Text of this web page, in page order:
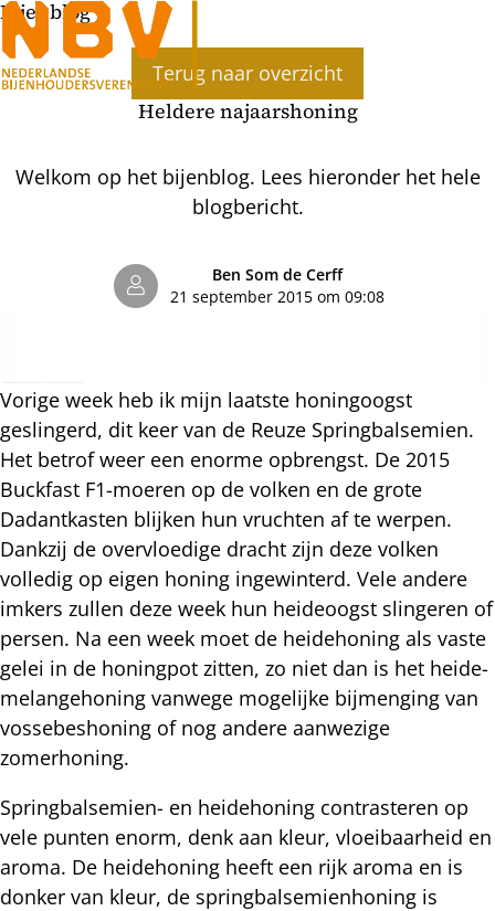
Bijenblog
Terug naar overzicht
Heldere najaarshoning
Welkom op het bijenblog. Lees hieronder het hele
blogbericht.
Ben Som de Cerff
21 september 2015 om 09:08
Vorige week heb ik mijn laatste honingoogst
geslingerd, dit keer van de Reuze Springbalsemien.
Het betrof weer een enorme opbrengst. De 2015
Buckfast F1-moeren op de volken en de grote
Dadantkasten blijken hun vruchten af te werpen.
Dankzij de overvloedige dracht zijn deze volken
volledig op eigen honing ingewinterd. Vele andere
imkers zullen deze week hun heideoogst slingeren of
persen. Na een week moet de heidehoning als vaste
gelei in de honingpot zitten, zo niet dan is het heide-
melangehoning vanwege mogelijke bijmenging van
vossebeshoning of nog andere aanwezige
zomerhoning.
Springbalsemien- en heidehoning contrasteren op
vele punten enorm, denk aan kleur, vloeibaarheid en
aroma. De heidehoning heeft een rijk aroma en is
donker van kleur, de springbalsemienhoning is